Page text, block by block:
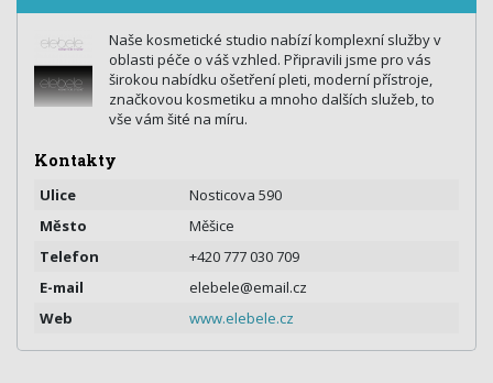
Naše kosmetické studio nabízí komplexní služby v
oblasti péče o váš vzhled. Připravili jsme pro vás
širokou nabídku ošetření pleti, moderní přístroje,
značkovou kosmetiku a mnoho dalších služeb, to
vše vám šité na míru.
Kontakty
Ulice
Nosticova 590
Město
Měšice
Telefon
+420 777 030 709
E-mail
elebele@email.cz
Web
www.elebele.cz